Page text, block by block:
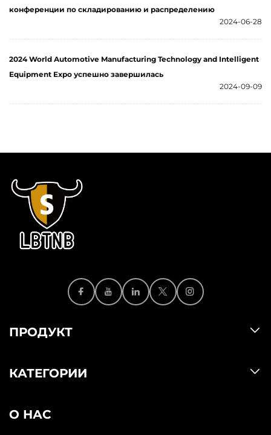
конференции по складированию и распределению
2024-06-28
2024 World Automotive Manufacturing Technology and Intelligent
Equipment Expo успешно завершилась
2024-09-09
ПРОДУКТ
КАТЕГОРИИ
О НАС